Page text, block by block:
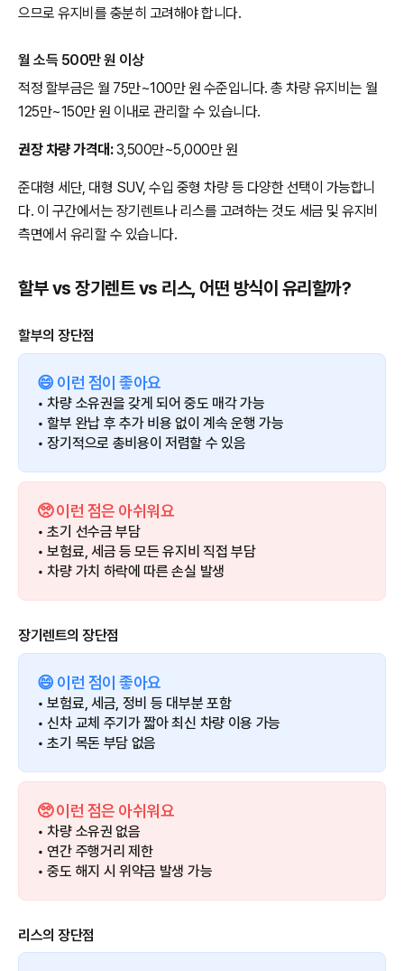
으므로 유지비를 충분히 고려해야 합니다.
월 소득 500만 원 이상
적정 할부금은 월 75만~100만 원 수준입니다. 총 차량 유지비는 월
125만~150만 원 이내로 관리할 수 있습니다.
권장 차량 가격대:3,500만~5,000만 원
준대형 세단, 대형 SUV, 수입 중형 차량 등 다양한 선택이 가능합니
다. 이 구간에서는 장기렌트나 리스를 고려하는 것도 세금 및 유지비
측면에서 유리할 수 있습니다.
할부 vs 장기렌트 vs 리스, 어떤 방식이 유리할까?
할부의 장단점
😄 이런 점이 좋아요
• 차량 소유권을 갖게 되어 중도 매각 가능
• 할부 완납 후 추가 비용 없이 계속 운행 가능
• 장기적으로 총비용이 저렴할 수 있음
🥺 이런 점은 아쉬워요
• 초기 선수금 부담
• 보험료, 세금 등 모든 유지비 직접 부담
• 차량 가치 하락에 따른 손실 발생
장기렌트의 장단점
😄 이런 점이 좋아요
• 보험료, 세금, 정비 등 대부분 포함
• 신차 교체 주기가 짧아 최신 차량 이용 가능
• 초기 목돈 부담 없음
🥺 이런 점은 아쉬워요
• 차량 소유권 없음
• 연간 주행거리 제한
• 중도 해지 시 위약금 발생 가능
리스의 장단점